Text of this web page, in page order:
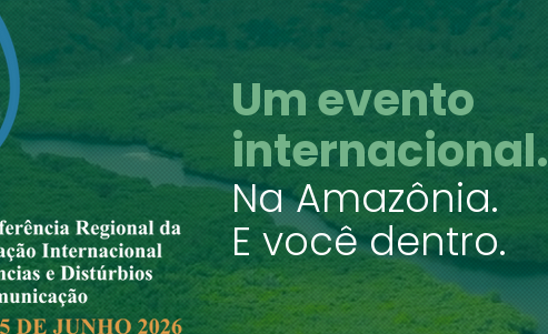
Um evento
internacional.
Na Amazônia.
E você dentro.